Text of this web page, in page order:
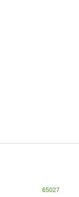
65027